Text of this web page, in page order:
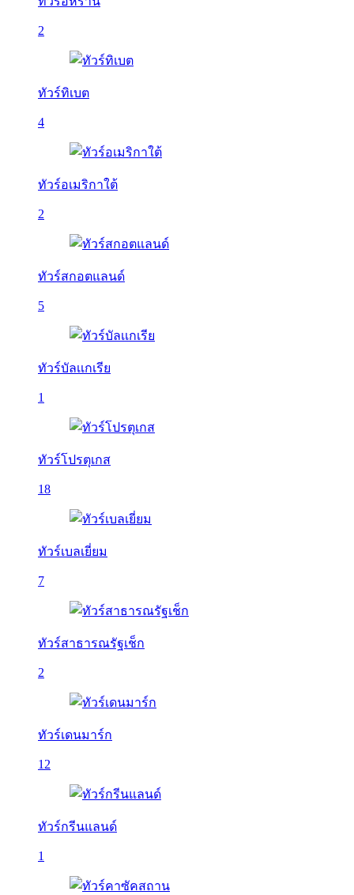
2
ทัวร์ทิเบต
4
ทัวร์อเมริกาใต้
2
ทัวร์สกอตแลนด์
5
ทัวร์บัลเเกเรีย
1
ทัวร์โปรตุเกส
18
ทัวร์เบลเยี่ยม
7
ทัวร์สาธารณรัฐเช็ก
2
ทัวร์เดนมาร์ก
12
ทัวร์กรีนแลนด์
1